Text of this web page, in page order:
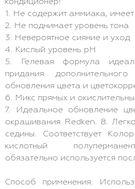
кондиционер!
1. Не содержит аммиака,
2. Не поднимает уровень тона
3. Невероятное сияние и уход
4. Кислый уровень pH
5. Гелевая формула
придания
обновления цвета и
6. Микс прямых и
7. Идеальное обновление
окрашивания Redken. 8.
седины. Соответствует
кислотный
обязательно используется
Способ применения: